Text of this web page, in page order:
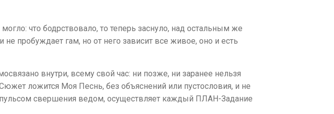
что бодрствовало, то теперь заснуло, над остальным же
пробуждает гам, но от него зависит все живое, оно и есть
внутри, всему свой час: ни позже, ни заранее нельзя
ложится Моя Песнь, без объяснений или пустословия, и не
свершения ведом, осуществляет каждый ПЛАН-Задание